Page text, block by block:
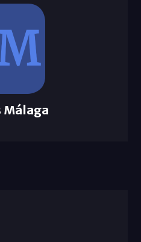
Málaga